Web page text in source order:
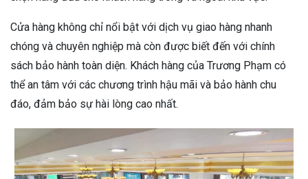
Cửa hàng không chỉ nổi bật với dịch vụ giao hàng nhanh
chóng và chuyên nghiệp mà còn được biết đến với chính
sách bảo hành toàn diện. Khách hàng của Trương Phạm có
thể an tâm với các chương trình hậu mãi và bảo hành chu
đáo, đảm bảo sự hài lòng cao nhất.